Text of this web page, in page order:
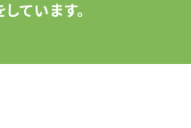
ています。